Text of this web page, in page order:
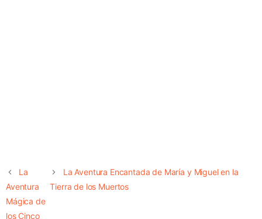
La
Aventura
Mágica de
los Cinco
La Aventura Encantada de María y Miguel en la
Tierra de los Muertos